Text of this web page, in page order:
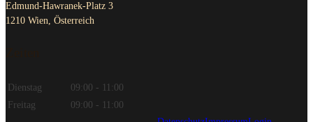
Edmund-Hawranek-Platz 3
1210 Wien, Österreich
Dienstag
09:00 - 11:00
Freitag
09:00 - 11:00